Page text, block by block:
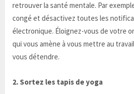
retrouver la santé mentale. Par
congé et désactivez toutes les
électronique. Éloignez-vous de votre
qui vous amène à vous mettre au
vous détendre.
2. Sortez les tapis de yoga